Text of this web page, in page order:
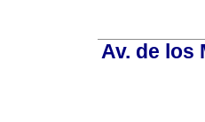
Av. de los